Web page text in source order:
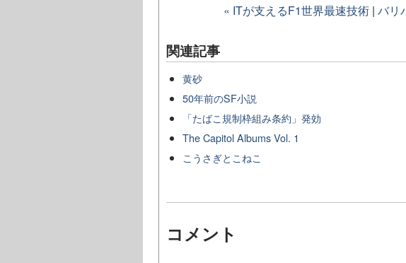
« ITが支えるF1世界最速技術 | バリ
関連記事
黄砂
50年前のSF小説
「たばこ規制枠組み条約」発効
The Capitol Albums Vol. 1
こうさぎとこねこ
コメント